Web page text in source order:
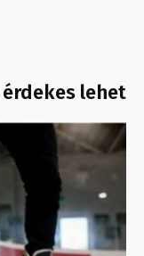
érdekes lehet